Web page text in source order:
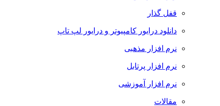
قفل گذار
دانلود درایور کامپیوتر و درایور لپ تاپ
نرم افزار مذهبی
نرم افزار پرتابل
نرم افزار آموزشی
مقالات